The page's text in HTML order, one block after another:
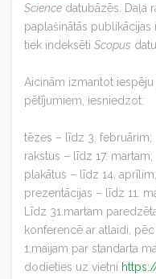
Science datubāzēs. Daļa
paplašinātās
tiek indeksēti Scopus
Aicinām izmantot
pētījumiem, iesniedzot:
tēzes – līdz 3. februārim;
rakstus – līdz 17. martam;
plakātus – līdz 14. aprīlim;
prezentācijas – līdz 11.
Līdz 31.martam
konferencē ar atlaidi,
1.maijam par standarta
dodieties uz vietni